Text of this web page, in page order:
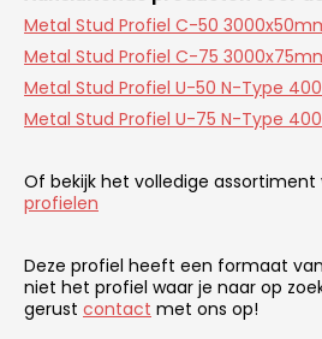
Metal Stud Profiel C-50
Metal Stud Profiel C-75
Metal Stud Profiel U-50 N-Type
Metal Stud Profiel U-75 N-Type
Of bekijk het volledige assortiment
profielen
Deze profiel heeft een formaat
niet het profiel waar je naar op
gerust contact met ons op!